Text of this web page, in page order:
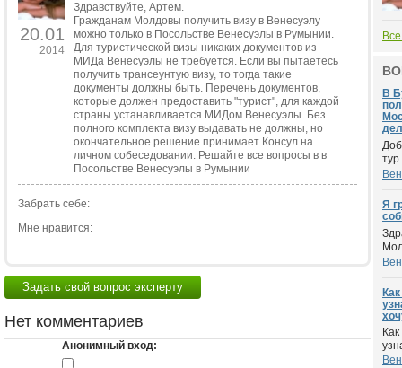
20.01
2014
Здравствуйте, Артем.
Гражданам Молдовы получить визу в Венесуэлу
можно только в Посольстве Венесуэлы в Румынии.
Для туристической визы никаких документов из
МИДа Венесуэлы не требуется. Если вы пытаетесь
получить трансеунтую визу, то тогда такие
документы должны быть. Перечень документов,
которые должен предоставить "турист", для каждой
страны устанавливается МИДом Венесуэлы. Без
полного комплекта визу выдавать не должны, но
окончательное решение принимает Консул на
личном собеседовании. Решайте все вопросы в в
Посольстве Венесуэлы в Румынии
Забрать себе:
Мне нравится:
Задать свой вопрос эксперту
Нет комментариев
Анонимный вход:
В
Я